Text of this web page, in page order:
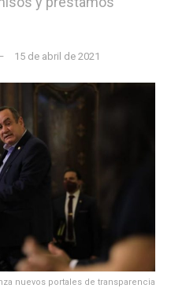
15 de abril de 2021
nuevos portales de transparencia